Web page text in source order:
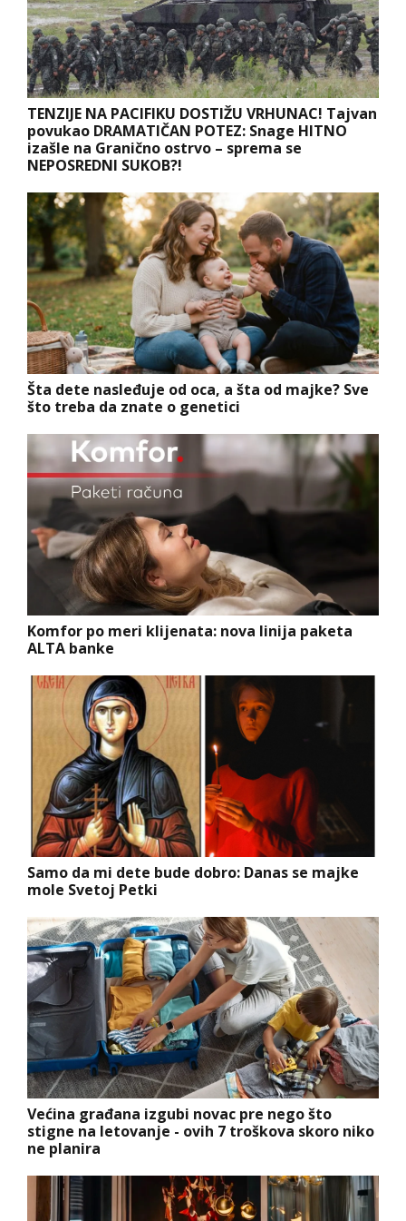
TENZIJE NA PACIFIKU DOSTIŽU VRHUNAC! Tajvan
povukao DRAMATIČAN POTEZ: Snage HITNO
izašle na Granično ostrvo – sprema se
NEPOSREDNI SUKOB?!
Šta dete nasleđuje od oca, a šta od majke? Sve
što treba da znate o genetici
Komfor po meri klijenata: nova linija paketa
ALTA banke
Samo da mi dete bude dobro: Danas se majke
mole Svetoj Petki
Većina građana izgubi novac pre nego što
stigne na letovanje - ovih 7 troškova skoro niko
ne planira